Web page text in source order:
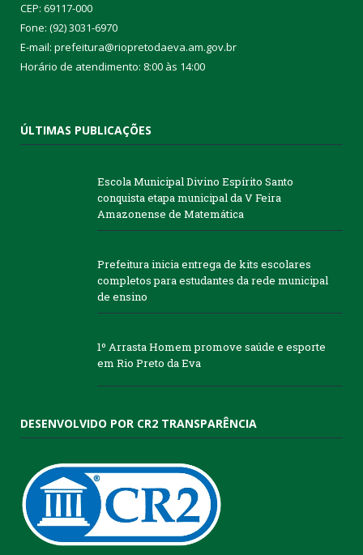
CEP: 69117-000
Fone: (92) 3031-6970
E-mail: prefeitura@riopretodaeva.am.gov.br
Horário de atendimento: 8:00 às 14:00
ÚLTIMAS PUBLICAÇÕES
Escola Municipal Divino Espírito Santo
conquista etapa municipal da V Feira
Amazonense de Matemática
Prefeitura inicia entrega de kits escolares
completos para estudantes da rede municipal
de ensino
1º Arrasta Homem promove saúde e esporte
em Rio Preto da Eva
DESENVOLVIDO POR CR2 TRANSPARÊNCIA